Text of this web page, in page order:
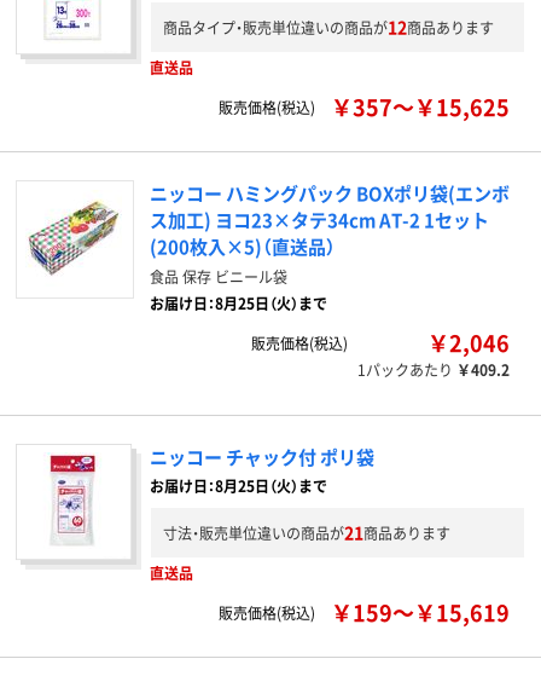
商品タイプ・販売単位違いの商品が12商品あります
直送品
販売価格(税込)
￥357～￥15,625
ニッコー ハミングパック BOXポリ袋(エンボ
ス加工) ヨコ23×タテ34cm AT-2 1セット
(200枚入×5)（直送品）
食品 保存 ビニール袋
お届け日：8月25日（火）まで
販売価格(税込)
￥2,046
1パックあたり ￥409.2
ニッコー チャック付 ポリ袋
お届け日：8月25日（火）まで
寸法・販売単位違いの商品が21商品あります
直送品
販売価格(税込)
￥159～￥15,619